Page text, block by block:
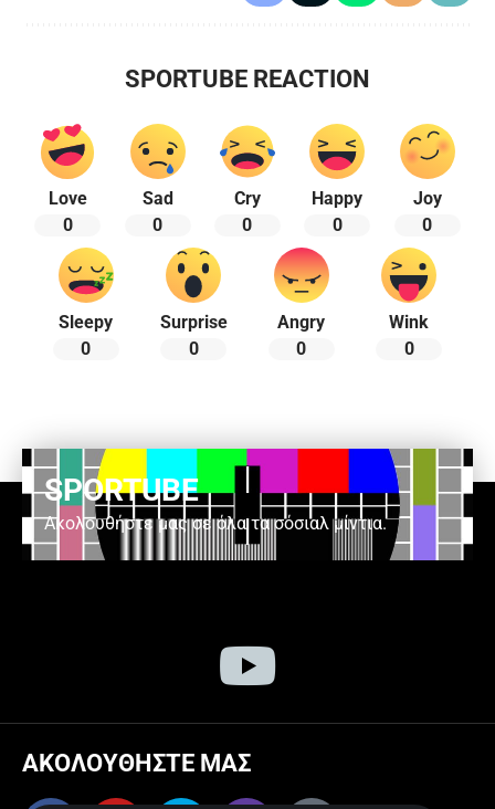
SPORTUBE REACTION
Love
0
Sad
0
Cry
0
Happy
0
Joy
0
Sleepy
0
Surprise
0
Angry
0
Wink
0
SPORTUBE
Ακολουθήστε μας σε όλα τα σόσιαλ μίντια.
ΑΚΟΛΟΥΘΗΣΤΕ ΜΑΣ